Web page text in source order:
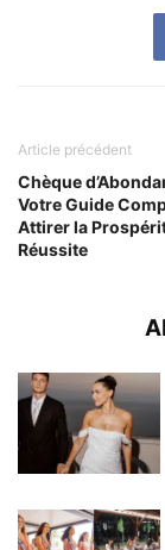
Article précédent
Chèque
Votre Guide
Attirer la
Réussite